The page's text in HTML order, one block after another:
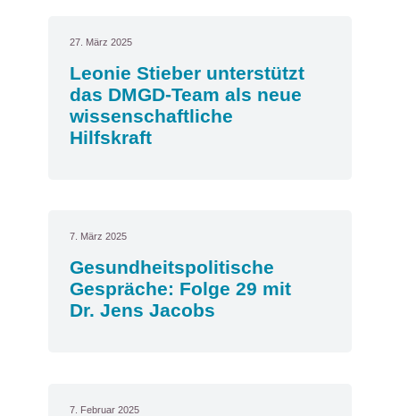
27. März 2025
Leonie Stieber unterstützt
das DMGD-Team als neue
wissenschaftliche
Hilfskraft
7. März 2025
Gesundheitspolitische
Gespräche: Folge 29 mit
Dr. Jens Jacobs
7. Februar 2025